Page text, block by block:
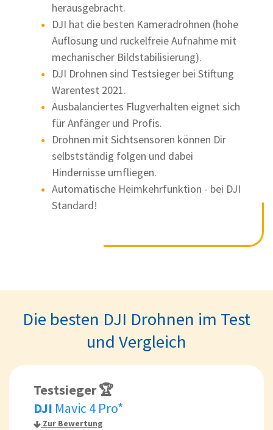
herausgebracht.
DJI hat die besten Kameradrohnen (hohe
Auflösung und ruckelfreie Aufnahme mit
mechanischer Bildstabilisierung).
DJI Drohnen sind Testsieger bei Stiftung
Warentest 2021.
Ausbalanciertes Flugverhalten eignet sich
für Anfänger und Profis.
Drohnen mit Sichtsensoren können Dir
selbstständig folgen und dabei
Hindernisse umfliegen.
Automatische Heimkehrfunktion - bei DJI
Standard!
Die besten DJI Drohnen im Test
und Vergleich
Testsieger 🏆
DJI Mavic 4 Pro*
Zur Bewertung